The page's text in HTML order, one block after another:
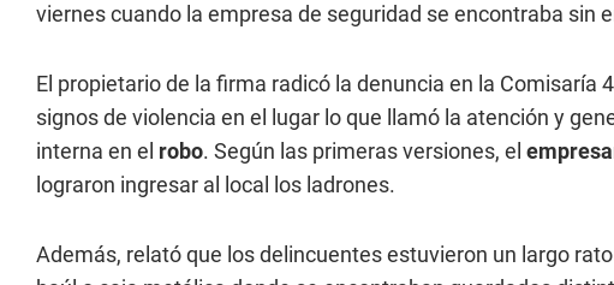
viernes cuando la empresa de seguridad se encontraba sin
El propietario de la firma radicó la denuncia en la Comisaría
signos de violencia en el lugar lo que llamó la atención y
interna en el robo. Según las primeras versiones, el
lograron ingresar al local los ladrones.
Además, relató que los delincuentes estuvieron un largo